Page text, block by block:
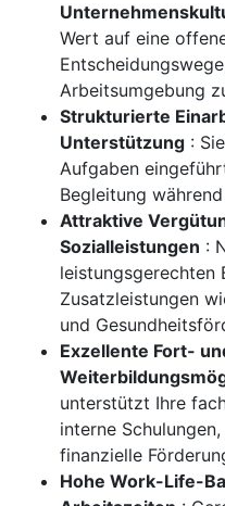
Wert auf eine
Arbeitsumgebung
Strukturierte
Unterstützung :
Aufgaben
Begleitung
Attraktive
Sozialleistungen :
leistungsgerechten
Zusatzleistungen
und
Exzellente Fort-
unterstützt Ihre
interne
finanzielle
Hohe Work-Life-